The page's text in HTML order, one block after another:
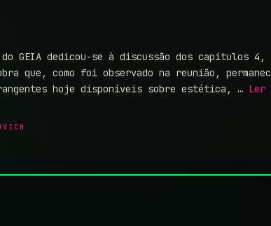
do GEIA dedicou-se à discussão dos
que, como foi observado na reunião,
hoje disponíveis sobre estética, … Ler